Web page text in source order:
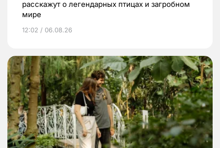
расскажут о легендарных птицах и загробном
мире
12:02 / 06.08.26